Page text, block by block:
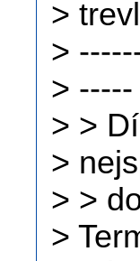
>
>
> -----
> >
>
> >
>